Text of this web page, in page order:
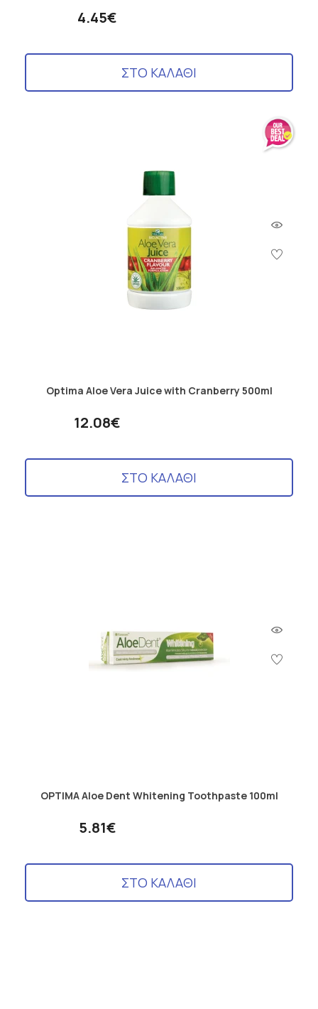
4.45€
ΣΤΟ ΚΑΛΑΘΙ
Optima Aloe Vera Juice with Cranberry 500ml
12.08€
ΣΤΟ ΚΑΛΑΘΙ
OPTIMA Aloe Dent Whitening Toothpaste 100ml
5.81€
ΣΤΟ ΚΑΛΑΘΙ